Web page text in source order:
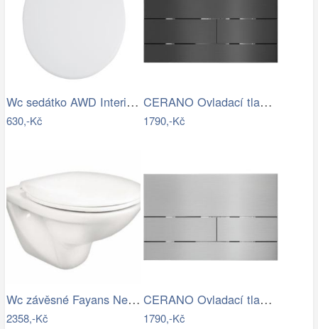
Wc sedátko AWD Interior polypropylen…
630,-Kč
CERANO Ovladací tlačítko WC modulů Lite…
1790,-Kč
Wc závěsné Fayans Neo zadní odpad…
2358,-Kč
CERANO Ovladací tlačítko WC modulů Lite…
1790,-Kč